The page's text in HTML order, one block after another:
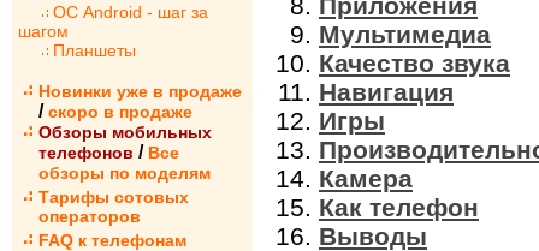
ОС Android - шаг за
шагом
Планшеты
Новинки уже в продаже
/ скоро в продаже
Обзоры мобильных
телефонов / Все
обзоры по моделям
Тарифы сотовых
операторов
FAQ к телефонам
Мультимедиа
Качество звука
Навигация
Игры
Камера
Как телефон
Выводы